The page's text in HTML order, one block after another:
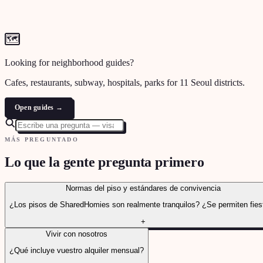
🗺
Looking for neighborhood guides?
Cafes, restaurants, subway, hospitals, parks for 11 Seoul districts.
Open guides →
MÁS PREGUNTADO
Lo que la gente pregunta primero
Normas del piso y estándares de convivencia
¿Los pisos de SharedHomies son realmente tranquilos? ¿Se permiten
+
Vivir con nosotros
¿Qué incluye vuestro alquiler mensual?